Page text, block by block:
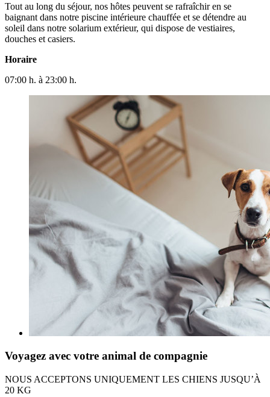
Tout au long du séjour, nos hôtes peuvent se rafraîchir en se
baignant dans notre piscine intérieure chauffée et se détendre au
soleil dans notre solarium extérieur, qui dispose de vestiaires,
douches et casiers.
Horaire
07:00 h. à 23:00 h.
Voyagez avec votre animal de compagnie
NOUS ACCEPTONS UNIQUEMENT LES CHIENS JUSQU’À
20 KG